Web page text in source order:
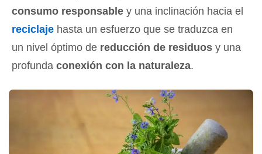
consumo responsable y una inclinación hacia el
reciclaje hasta un esfuerzo que se traduzca en
un nivel óptimo de reducción de residuos y una
profunda conexión con la naturaleza.